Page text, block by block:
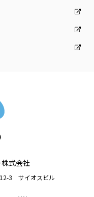
式会社
3 サイオスビル